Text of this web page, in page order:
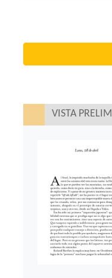
VISTA